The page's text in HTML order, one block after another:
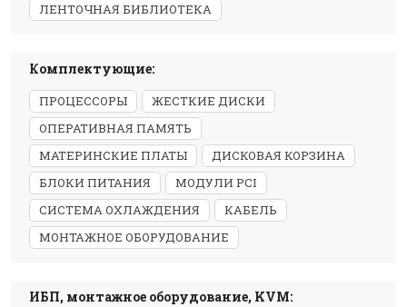
ЛЕНТОЧНАЯ БИБЛИОТЕКА
Комплектующие:
ПРОЦЕССОРЫ
ЖЕСТКИЕ ДИСКИ
ОПЕРАТИВНАЯ ПАМЯТЬ
МАТЕРИНСКИЕ ПЛАТЫ
ДИСКОВАЯ КОРЗИНА
БЛОКИ ПИТАНИЯ
МОДУЛИ PCI
СИСТЕМА ОХЛАЖДЕНИЯ
КАБЕЛЬ
МОНТАЖНОЕ ОБОРУДОВАНИЕ
ИБП, монтажное оборудование, KVM: